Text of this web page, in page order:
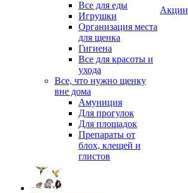
Все для еды
Игрушки
Организация места
для щенка
Гигиена
Все для красоты и
ухода
Все, что нужно щенку
вне дома
Амуниция
Для прогулок
Для площадок
Препараты от
блох, клещей и
глистов
Акции